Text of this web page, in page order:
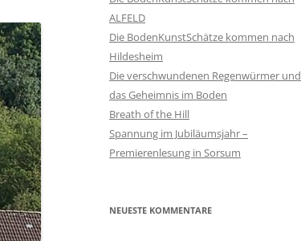
50 SCHREIB-KICKS FÜR DIE
HOSENTASCHE
NOTIZBUCH FÜR DIE
HOSENTASCHE
MÄRCHEN SCHREIBEN
ZAUBER DER WORTE – EIN
LEITFADEN ZUM SCHREIBEN VON
FANTASY
WETTERHAHN
DIE VERSCHWUNDENEN
REGENWÜRMER UND DAS
GEHEIMNIS IM BODEN
ALFELD
Die BodenKunstSchätze kommen nach
Hildesheim
Die verschwundenen Regenwürmer und
das Geheimnis im Boden
Breath of the Hill
Spannung im Jubiläumsjahr –
Premierenlesung in Sorsum
NEUESTE KOMMENTARE